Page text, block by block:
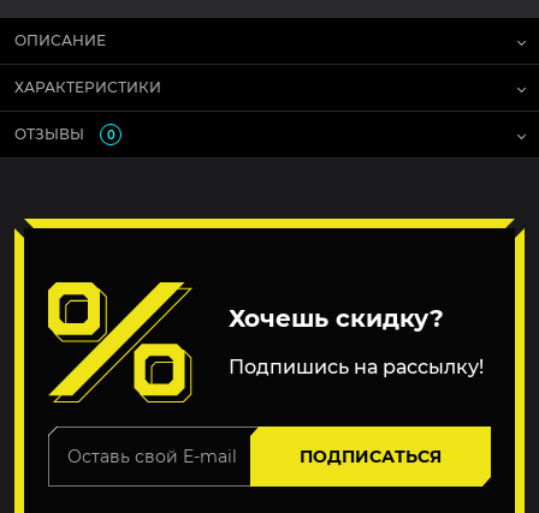
ОПИСАНИЕ
ХАРАКТЕРИСТИКИ
ОТЗЫВЫ 0
Хочешь скидку?
Подпишись на рассылку!
ПОДПИСАТЬСЯ